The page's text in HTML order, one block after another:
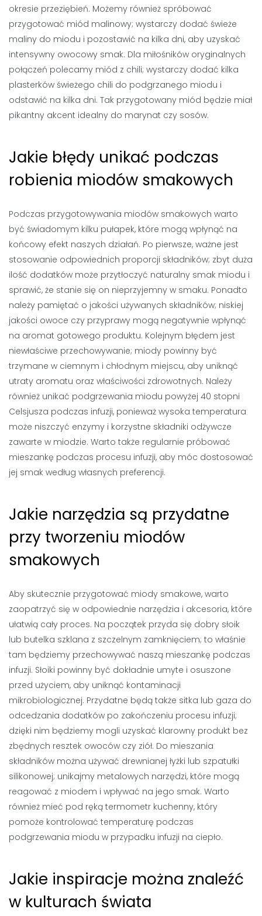
okresie przeziębień. Możemy również spróbować
przygotować miód malinowy; wystarczy dodać świeże
maliny do miodu i pozostawić na kilka dni, aby uzyskać
intensywny owocowy smak. Dla miłośników oryginalnych
połączeń polecamy miód z chili; wystarczy dodać kilka
plasterków świeżego chili do podgrzanego miodu i
odstawić na kilka dni. Tak przygotowany miód będzie miał
pikantny akcent idealny do marynat czy sosów.
Jakie błędy unikać podczas
robienia miodów smakowych
Podczas przygotowywania miodów smakowych warto
być świadomym kilku pułapek, które mogą wpłynąć na
końcowy efekt naszych działań. Po pierwsze, ważne jest
stosowanie odpowiednich proporcji składników; zbyt duża
ilość dodatków może przytłoczyć naturalny smak miodu i
sprawić, że stanie się on nieprzyjemny w smaku. Ponadto
należy pamiętać o jakości używanych składników; niskiej
jakości owoce czy przyprawy mogą negatywnie wpłynąć
na aromat gotowego produktu. Kolejnym błędem jest
niewłaściwe przechowywanie; miody powinny być
trzymane w ciemnym i chłodnym miejscu, aby uniknąć
utraty aromatu oraz właściwości zdrowotnych. Należy
również unikać podgrzewania miodu powyżej 40 stopni
Celsjusza podczas infuzji, ponieważ wysoka temperatura
może niszczyć enzymy i korzystne składniki odżywcze
zawarte w miodzie. Warto także regularnie próbować
mieszankę podczas procesu infuzji, aby móc dostosować
jej smak według własnych preferencji.
Jakie narzędzia są przydatne
przy tworzeniu miodów
smakowych
Aby skutecznie przygotować miody smakowe, warto
zaopatrzyć się w odpowiednie narzędzia i akcesoria, które
ułatwią cały proces. Na początek przyda się dobry słoik
lub butelka szklana z szczelnym zamknięciem; to właśnie
tam będziemy przechowywać naszą mieszankę podczas
infuzji. Słoiki powinny być dokładnie umyte i osuszone
przed użyciem, aby uniknąć kontaminacji
mikrobiologicznej. Przydatne będą także sitka lub gaza do
odcedzania dodatków po zakończeniu procesu infuzji;
dzięki nim będziemy mogli uzyskać klarowny produkt bez
zbędnych resztek owoców czy ziół. Do mieszania
składników można używać drewnianej łyżki lub szpatułki
silikonowej; unikajmy metalowych narzędzi, które mogą
reagować z miodem i wpływać na jego smak. Warto
również mieć pod ręką termometr kuchenny, który
pomoże kontrolować temperaturę podczas
podgrzewania miodu w przypadku infuzji na ciepło.
Jakie inspiracje można znaleźć
w kulturach świata